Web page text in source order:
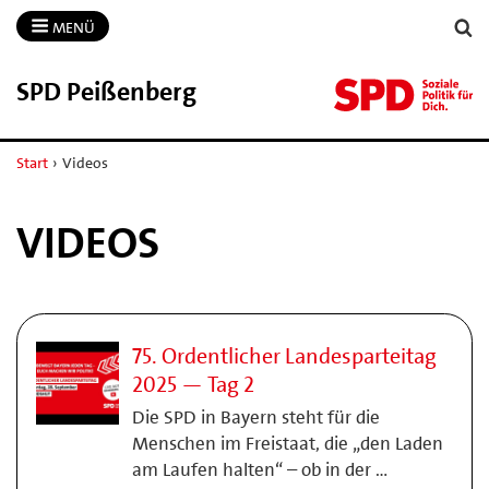
MENÜ
SPD Peißenberg
Start › Videos
VIDEOS
75. Ordentlicher Landesparteitag
2025 — Tag 2
Die SPD in Bayern steht für die
Menschen im Freistaat, die „den Laden
am Laufen halten“ – ob in der …